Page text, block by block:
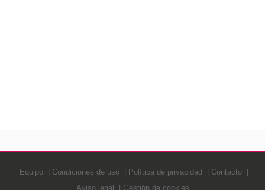
Equipo Condiciones de uso Política de privacidad
Contacto
Aviso legal
Gestión de cookies